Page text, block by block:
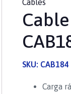
Cables
SKU: CAB184
Carga